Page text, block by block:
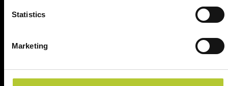
Statistics
Marketing
Ci prendiamo cura dei nostri clienti
Un'esperienza
+ di 170 Maestri